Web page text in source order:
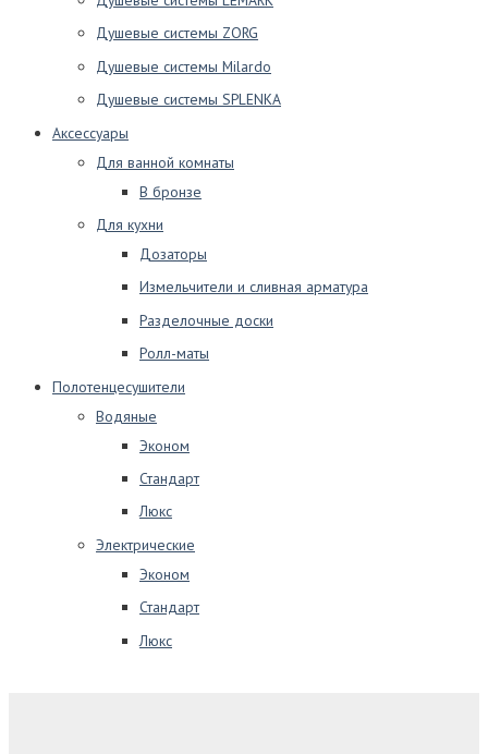
Душевые системы ZORG
Душевые системы Milardo
Душевые системы SPLENKA
Аксессуары
Для ванной комнаты
В бронзе
Для кухни
Дозаторы
Измельчители и сливная арматура
Разделочные доски
Ролл-маты
Полотенцесушители
Водяные
Эконом
Стандарт
Люкс
Электрические
Эконом
Стандарт
Люкс